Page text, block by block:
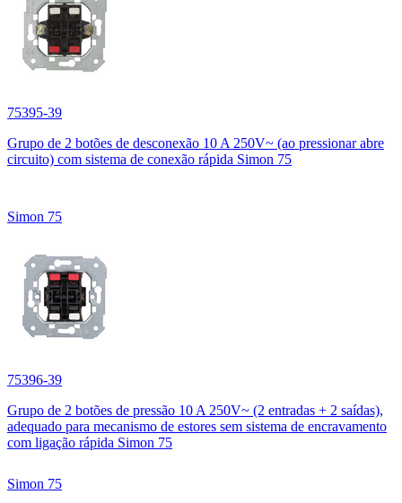
75395-39
Grupo de 2 botões de desconexão 10 A 250V~ (ao pressionar abre
circuito) com sistema de conexão rápida Simon 75
Simon 75
75396-39
Grupo de 2 botões de pressão 10 A 250V~ (2 entradas + 2 saídas),
adequado para mecanismo de estores sem sistema de encravamento
com ligação rápida Simon 75
Simon 75